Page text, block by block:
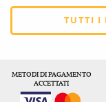
TUTTI I
METODI DI PAGAMENTO
ACCETTATI